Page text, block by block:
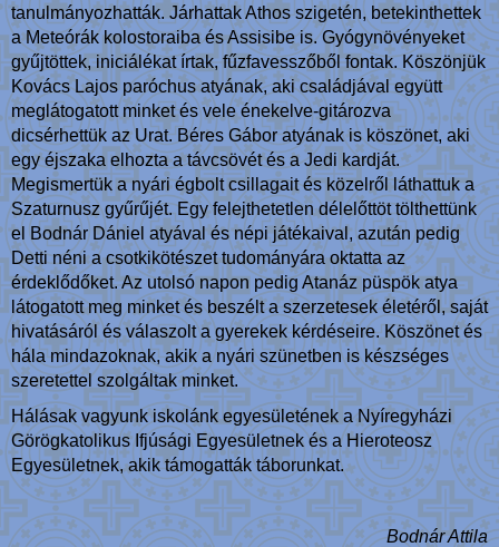
tanulmányozhatták. Járhattak Athos szigetén, betekinthettek
a Meteórák kolostoraiba és Assisibe is. Gyógynövényeket
gyűjtöttek, iniciálékat írtak, fűzfavesszőből fontak. Köszönjük
Kovács Lajos paróchus atyának, aki családjával együtt
meglátogatott minket és vele énekelve-gitározva
dicsérhettük az Urat. Béres Gábor atyának is köszönet, aki
egy éjszaka elhozta a távcsövét és a Jedi kardját.
Megismertük a nyári égbolt csillagait és közelről láthattuk a
Szaturnusz gyűrűjét. Egy felejthetetlen délelőttöt tölthettünk
el Bodnár Dániel atyával és népi játékaival, azután pedig
Detti néni a csotkikötészet tudományára oktatta az
érdeklődőket. Az utolsó napon pedig Atanáz püspök atya
látogatott meg minket és beszélt a szerzetesek életéről, saját
hivatásáról és válaszolt a gyerekek kérdéseire. Köszönet és
hála mindazoknak, akik a nyári szünetben is készséges
szeretettel szolgáltak minket.
Hálásak vagyunk iskolánk egyesületének a Nyíregyházi
Görögkatolikus Ifjúsági Egyesületnek és a Hieroteosz
Egyesületnek, akik támogatták táborunkat.
Bodnár Attila